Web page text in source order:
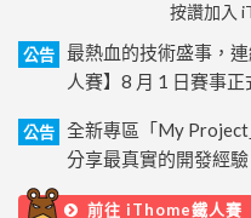
按讚加入
公告
最熱血的技術盛事，
人賽】8 月 1 日賽事正
公告
全新專區「My Project
分享最真實的開發經驗
前往 iThome鐵人賽